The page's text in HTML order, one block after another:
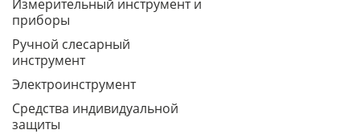
Измерительный инструмент и
приборы
Ручной слесарный
инструмент
Электроинструмент
Средства индивидуальной
защиты